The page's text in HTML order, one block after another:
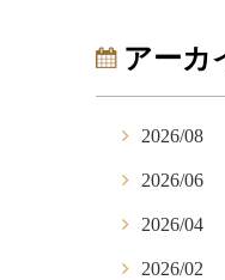
アーカ
2026/08
2026/06
2026/04
2026/02